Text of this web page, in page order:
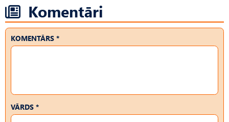
Komentāri
KOMENTĀRS *
VĀRDS *